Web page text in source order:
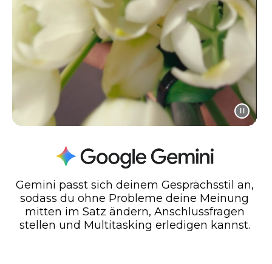
Gemini passt sich deinem Gesprächsstil an,
sodass du ohne Probleme deine Meinung
mitten im Satz ändern, Anschlussfragen
stellen und Multitasking erledigen kannst.